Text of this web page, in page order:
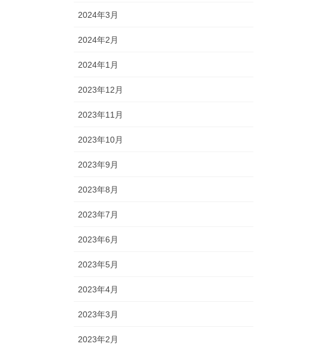
2024年3月
2024年2月
2024年1月
2023年12月
2023年11月
2023年10月
2023年9月
2023年8月
2023年7月
2023年6月
2023年5月
2023年4月
2023年3月
2023年2月